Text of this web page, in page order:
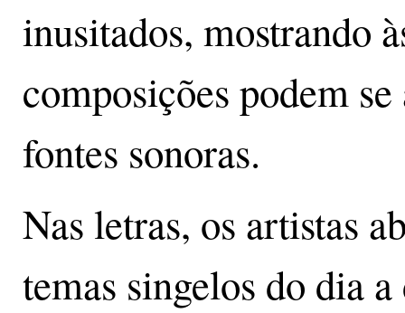
inusitados, mostrando
composições podem
fontes sonoras.
Nas letras, os artistas
temas singelos do dia